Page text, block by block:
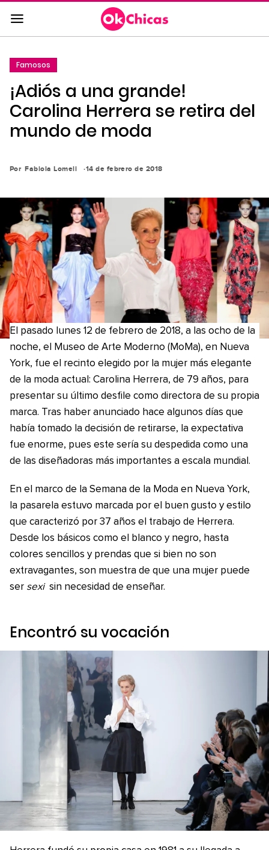
Saltar
al
contenido
a
la
navegación
principal
Famosos
¡Adiós a una grande!
Carolina Herrera se retira del
mundo de moda
Por Fabiola Lomeli 14 de febrero de 2018
El pasado lunes 12 de febrero de 2018, a las ocho de la
noche, el Museo de Arte Moderno (MoMa), en Nueva
York, fue el recinto elegido por la mujer más elegante
de la moda actual: Carolina Herrera, de 79 años, para
presentar su último desfile como directora de su propia
marca. Tras haber anunciado hace algunos días que
había tomado la decisión de retirarse, la expectativa
fue enorme, pues este sería su despedida como una
de las diseñadoras más importantes a escala mundial.
En el marco de la Semana de la Moda en Nueva York,
la pasarela estuvo marcada por el buen gusto y estilo
que caracterizó por 37 años el trabajo de Herrera.
Desde los básicos como el blanco y negro, hasta
colores sencillos y prendas que si bien no son
extravagantes, son muestra de que una mujer puede
ser sexi sin necesidad de enseñar.
Encontró su vocación